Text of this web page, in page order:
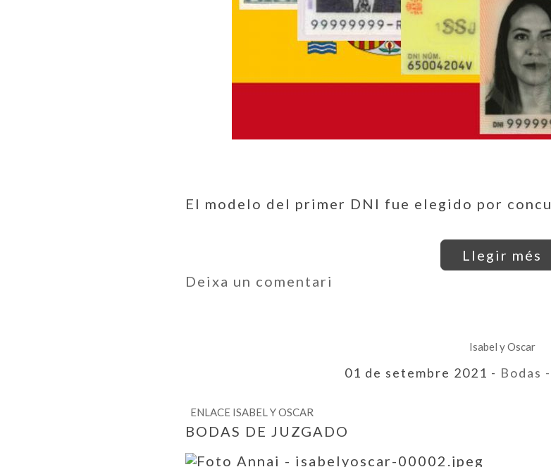
El modelo del primer DNI fue elegido por
Llegir més
Deixa un comentari
Isabel y Oscar
01 de setembre 2021 - Bodas
ENLACE ISABEL Y OSCAR
BODAS DE JUZGADO